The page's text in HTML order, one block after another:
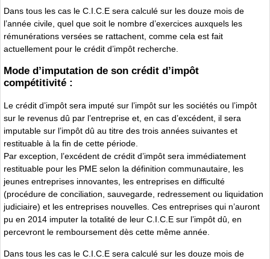
Dans tous les cas le C.I.C.E sera calculé sur les douze mois de
l’année civile, quel que soit le nombre d’exercices auxquels les
rémunérations versées se rattachent, comme cela est fait
actuellement pour le crédit d’impôt recherche.
Mode d’imputation de son crédit d’impôt
compétitivité :
Le crédit d’impôt sera imputé sur l’impôt sur les sociétés ou l’impôt
sur le revenus dû par l’entreprise et, en cas d’excédent, il sera
imputable sur l’impôt dû au titre des trois années suivantes et
restituable à la fin de cette période.
Par exception, l’excédent de crédit d’impôt sera immédiatement
restituable pour les PME selon la définition communautaire, les
jeunes entreprises innovantes, les entreprises en difficulté
(procédure de conciliation, sauvegarde, redressement ou liquidation
judiciaire) et les entreprises nouvelles. Ces entreprises qui n’auront
pu en 2014 imputer la totalité de leur C.I.C.E sur l’impôt dû, en
percevront le remboursement dès cette même année.
Dans tous les cas le C.I.C.E sera calculé sur les douze mois de